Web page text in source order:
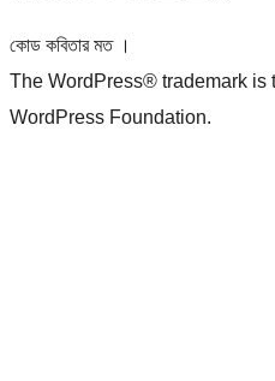
কোড কবিতার মত ।
The WordPress® trademark is
WordPress Foundation.